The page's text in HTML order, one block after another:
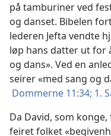
på tamburiner ved
og danset. Bibelen
lederen Jefta vendte
løp hans datter ut for
og dans». Ved en
seirer «med sang og
Dommerne 11:34; 1.
Da David, som
feiret folket